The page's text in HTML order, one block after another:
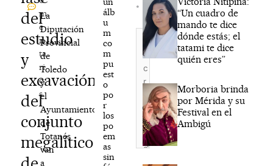
del
estudio
y
excavación
del
conjunto
megalítico
m
e
n
ta
ri
o
s
La
Diputación
Provincial
de
Toledo
y
el
Ayuntamiento
de
Totanés
van
a
álb
u
m
co
m
pu
est
o
po
r
los
po
em
as
sin
*
Escribe
aquí...
“Un cuadro de
mando te dice
dónde estás; el
tatami te dice
quién eres”
Morboria brinda
por Mérida y su
Festival en el
Ambigú